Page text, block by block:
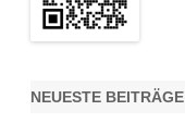
NEUESTE BEITRÄGE